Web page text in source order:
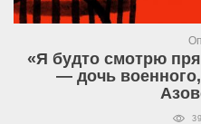
«Я будто смотрю
— дочь